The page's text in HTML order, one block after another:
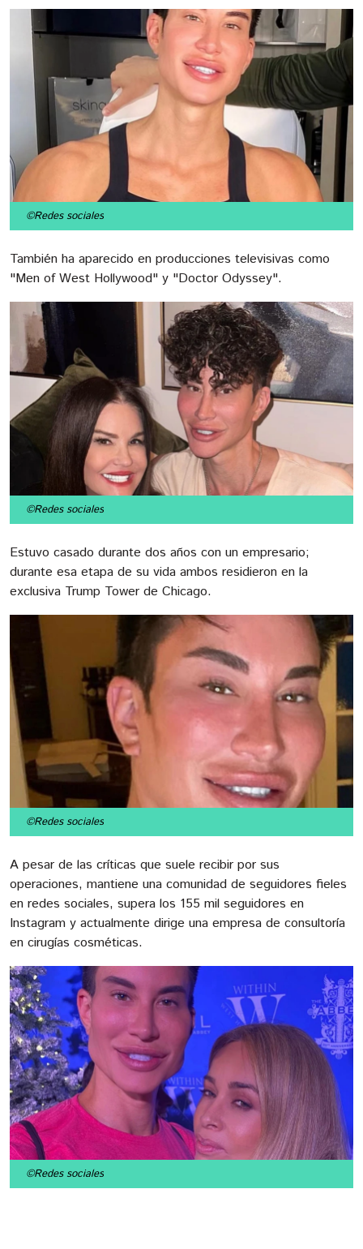
©Redes sociales
También ha aparecido en producciones televisivas como
"Men of West Hollywood" y "Doctor Odyssey".
©Redes sociales
Estuvo casado durante dos años con un empresario;
durante esa etapa de su vida ambos residieron en la
exclusiva Trump Tower de Chicago.
©Redes sociales
A pesar de las críticas que suele recibir por sus
operaciones, mantiene una comunidad de seguidores fieles
en redes sociales, supera los 155 mil seguidores en
Instagram y actualmente dirige una empresa de consultoría
en cirugías cosméticas.
©Redes sociales